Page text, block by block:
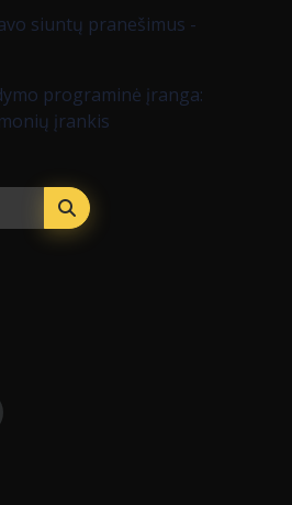
siuntų pranešimus -
programinė įranga:
įrankis